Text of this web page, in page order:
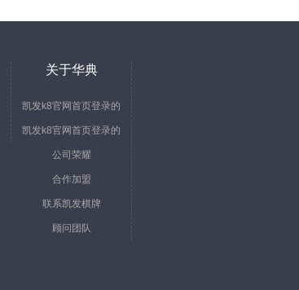
关于华典
凯发k8官网首页登录的
简介
凯发k8官网首页登录的
文化
公司荣耀
合作加盟
联系凯发棋牌
顾问团队